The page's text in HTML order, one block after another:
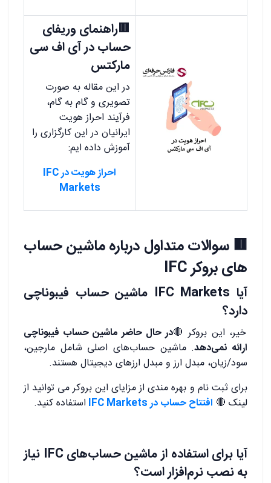
🟥راهنمای وریفای
حساب در آی اف سی
مارکتس
در این مقاله به صورت
تصویری و گام به گام،
فرآیند احراز هویت
ایرانیان در این کارگزاری را
آموزش داده ایم:
احراز هویت در IFC
Markets
🟥سوالات متداول درباره ماشین حساب
های بروکر IFC
آیا IFC Markets ماشین حساب فیبوناچی
دارد؟
خیر، این بروکر 🔴در حال حاضر ماشین حساب فیبوناچی
ارائه نمی‌دهد. ماشین حساب‌های اصلی شامل مارجین،
سود/زیان، مبدل ارز و مبدل ارزهای دیجیتال هستند.
برای ثبت نام و بهره مندی از مزایای این بروکر می توانید از
لینک 🔴 افتتاح حساب در IFC Markets استفاده کنید.
آیا برای استفاده از ماشین حساب‌های IFC نیاز
به نصب نرم‌افزار است؟